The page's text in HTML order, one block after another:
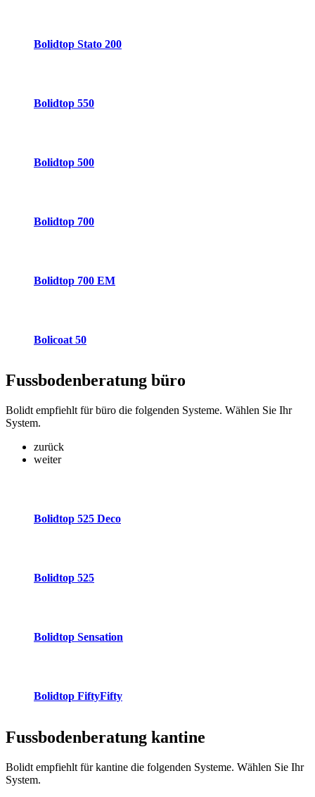
Bolidtop Stato 200
Bolidtop 550
Bolidtop 500
Bolidtop 700
Bolidtop 700 EM
Bolicoat 50
Fussbodenberatung büro
Bolidt empfiehlt für büro die folgenden Systeme. Wählen Sie Ihr
System.
zurück
weiter
Bolidtop 525 Deco
Bolidtop 525
Bolidtop Sensation
Bolidtop FiftyFifty
Fussbodenberatung kantine
Bolidt empfiehlt für kantine die folgenden Systeme. Wählen Sie Ihr
System.